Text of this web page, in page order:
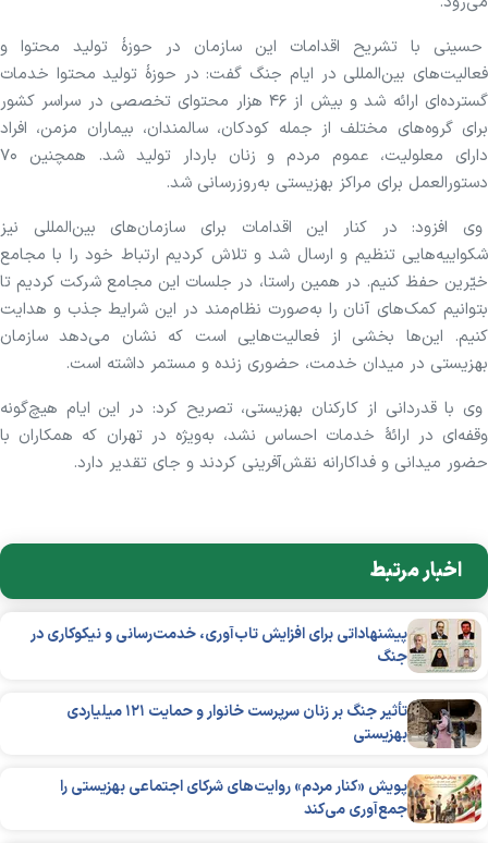
حسینی با تشریح اقدامات این سازمان در حوزهٔ تولید محتوا و
فعالیت‌های بین‌المللی در ایام جنگ گفت: در حوزهٔ تولید محتوا خدمات
گسترده‌ای ارائه شد و بیش از ۴۶ هزار محتوای تخصصی در سراسر کشور
برای گروه‌های مختلف از جمله کودکان، سالمندان، بیماران مزمن، افراد
دارای معلولیت، عموم مردم و زنان باردار تولید شد. همچنین ۷۰
دستورالعمل برای مراکز بهزیستی به‌روزرسانی شد.
وی افزود: در کنار این اقدامات برای سازمان‌های بین‌المللی نیز
شکواییه‌هایی تنظیم و ارسال شد و تلاش کردیم ارتباط خود را با مجامع
خیّرین حفظ کنیم. در همین راستا، در جلسات این مجامع شرکت کردیم تا
بتوانیم کمک‌های آنان را به‌صورت نظام‌مند در این شرایط جذب و هدایت
کنیم. این‌ها بخشی از فعالیت‌هایی است که نشان می‌دهد سازمان
بهزیستی در میدان خدمت، حضوری زنده و مستمر داشته است.
وی با قدردانی از کارکنان بهزیستی، تصریح کرد: در این ایام هیچ‌گونه
وقفه‌ای در ارائهٔ خدمات احساس نشد، به‌ویژه در تهران که همکاران با
حضور میدانی و فداکارانه نقش‌آفرینی کردند و جای تقدیر دارد.
اخبار مرتبط
پیشنهاداتی برای افزایش تاب‌آوری، خدمت‌رسانی و نیکوکاری در
جنگ
تأثیر جنگ بر زنان سرپرست خانوار و حمایت ۱۲۱ میلیاردی
بهزیستی
پویش «کنار مردم» روایت‌های شرکای اجتماعی بهزیستی را
جمع‌آوری می‌کند